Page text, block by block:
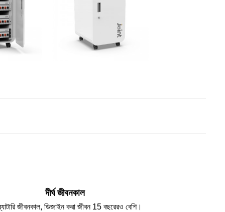
দীর্ঘ জীবনকাল
ব্যাটারি জীবনকাল, ডিজাইন করা জীবন 15 বছরেরও বেশি।